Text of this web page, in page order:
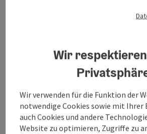
Öffnungszeiten
Eignung
Wir
Wir verwenden für die Funktion der
notwendige Cookies sowie mit Ihrer
auch Cookies und andere
Website zu optimieren, Zugriffe zu